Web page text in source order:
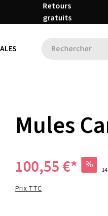
Retours
gratuits
Mules
100,55 €* %
Prix TTC